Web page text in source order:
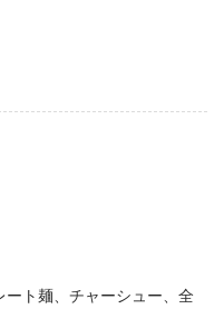
ート麺、チャーシュー、全